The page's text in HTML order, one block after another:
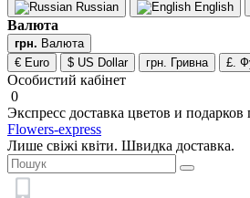
Russian
English
Валюта
грн. Валюта
€ Euro
$ US Dollar грн. Гривна £.
Особистий кабінет
0
Экспресс доставка цветов и
Flowers-express
Лише свіжі квіти. Швидка доставка.